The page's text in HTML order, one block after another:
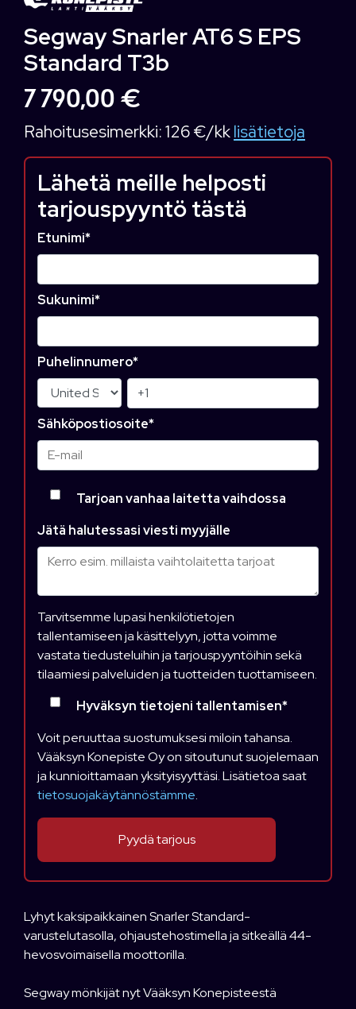
Segway Snarler AT6 S EPS
Standard T3b
7 790,00 €
Rahoitusesimerkki:126 €/kklisätietoja
Lähetä meille helposti
tarjouspyyntö tästä
Etunimi*
Sukunimi*
Puhelinnumero*
Sähköpostiosoite*
Tarjoan vanhaa laitetta vaihdossa
Jätä halutessasi viesti myyjälle
Tarvitsemme lupasi henkilötietojen
tallentamiseen ja käsittelyyn, jotta voimme
vastata tiedusteluihin ja tarjouspyyntöihin sekä
tilaamiesi palveluiden ja tuotteiden tuottamiseen.
Hyväksyn tietojeni tallentamisen*
Voit peruuttaa suostumuksesi miloin tahansa.
Vääksyn Konepiste Oy on sitoutunut suojelemaan
ja kunnioittamaan yksityisyyttäsi. Lisätietoa saat
tietosuojakäytännöstämme.
Lyhyt kaksipaikkainen Snarler Standard-
varustelutasolla, ohjaustehostimella ja sitkeällä 44-
hevosvoimaisella moottorilla.
Segway mönkijät nyt Vääksyn Konepisteestä